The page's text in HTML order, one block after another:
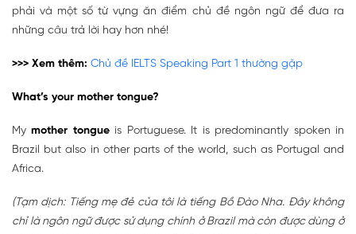
phải và một số từ vựng ăn điểm chủ đề ngôn ngữ để đưa ra
những câu trả lời hay hơn nhé!
>>> Xem thêm: Chủ đề IELTS Speaking Part 1 thường gặp
What’s your mother tongue?
Mymother tongueis Portuguese. It is predominantly spoken in
Brazil but also in other parts of the world, such as Portugal and
Africa.
(Tạm dịch: Tiếng mẹ đẻ của tôi là tiếng Bồ Đào Nha. Đây không
chỉ là ngôn ngữ được sử dụng chính ở Brazil mà còn được dùng ở